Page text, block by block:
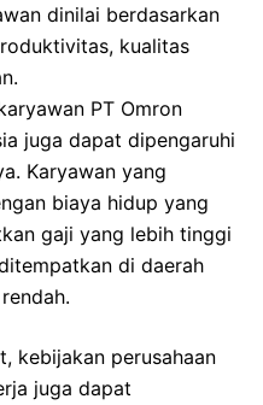
dinilai berdasarkan
kualitas
PT Omron
juga dapat dipengaruhi
Karyawan yang
biaya hidup yang
gaji yang lebih tinggi
di daerah
kebijakan perusahaan
juga dapat